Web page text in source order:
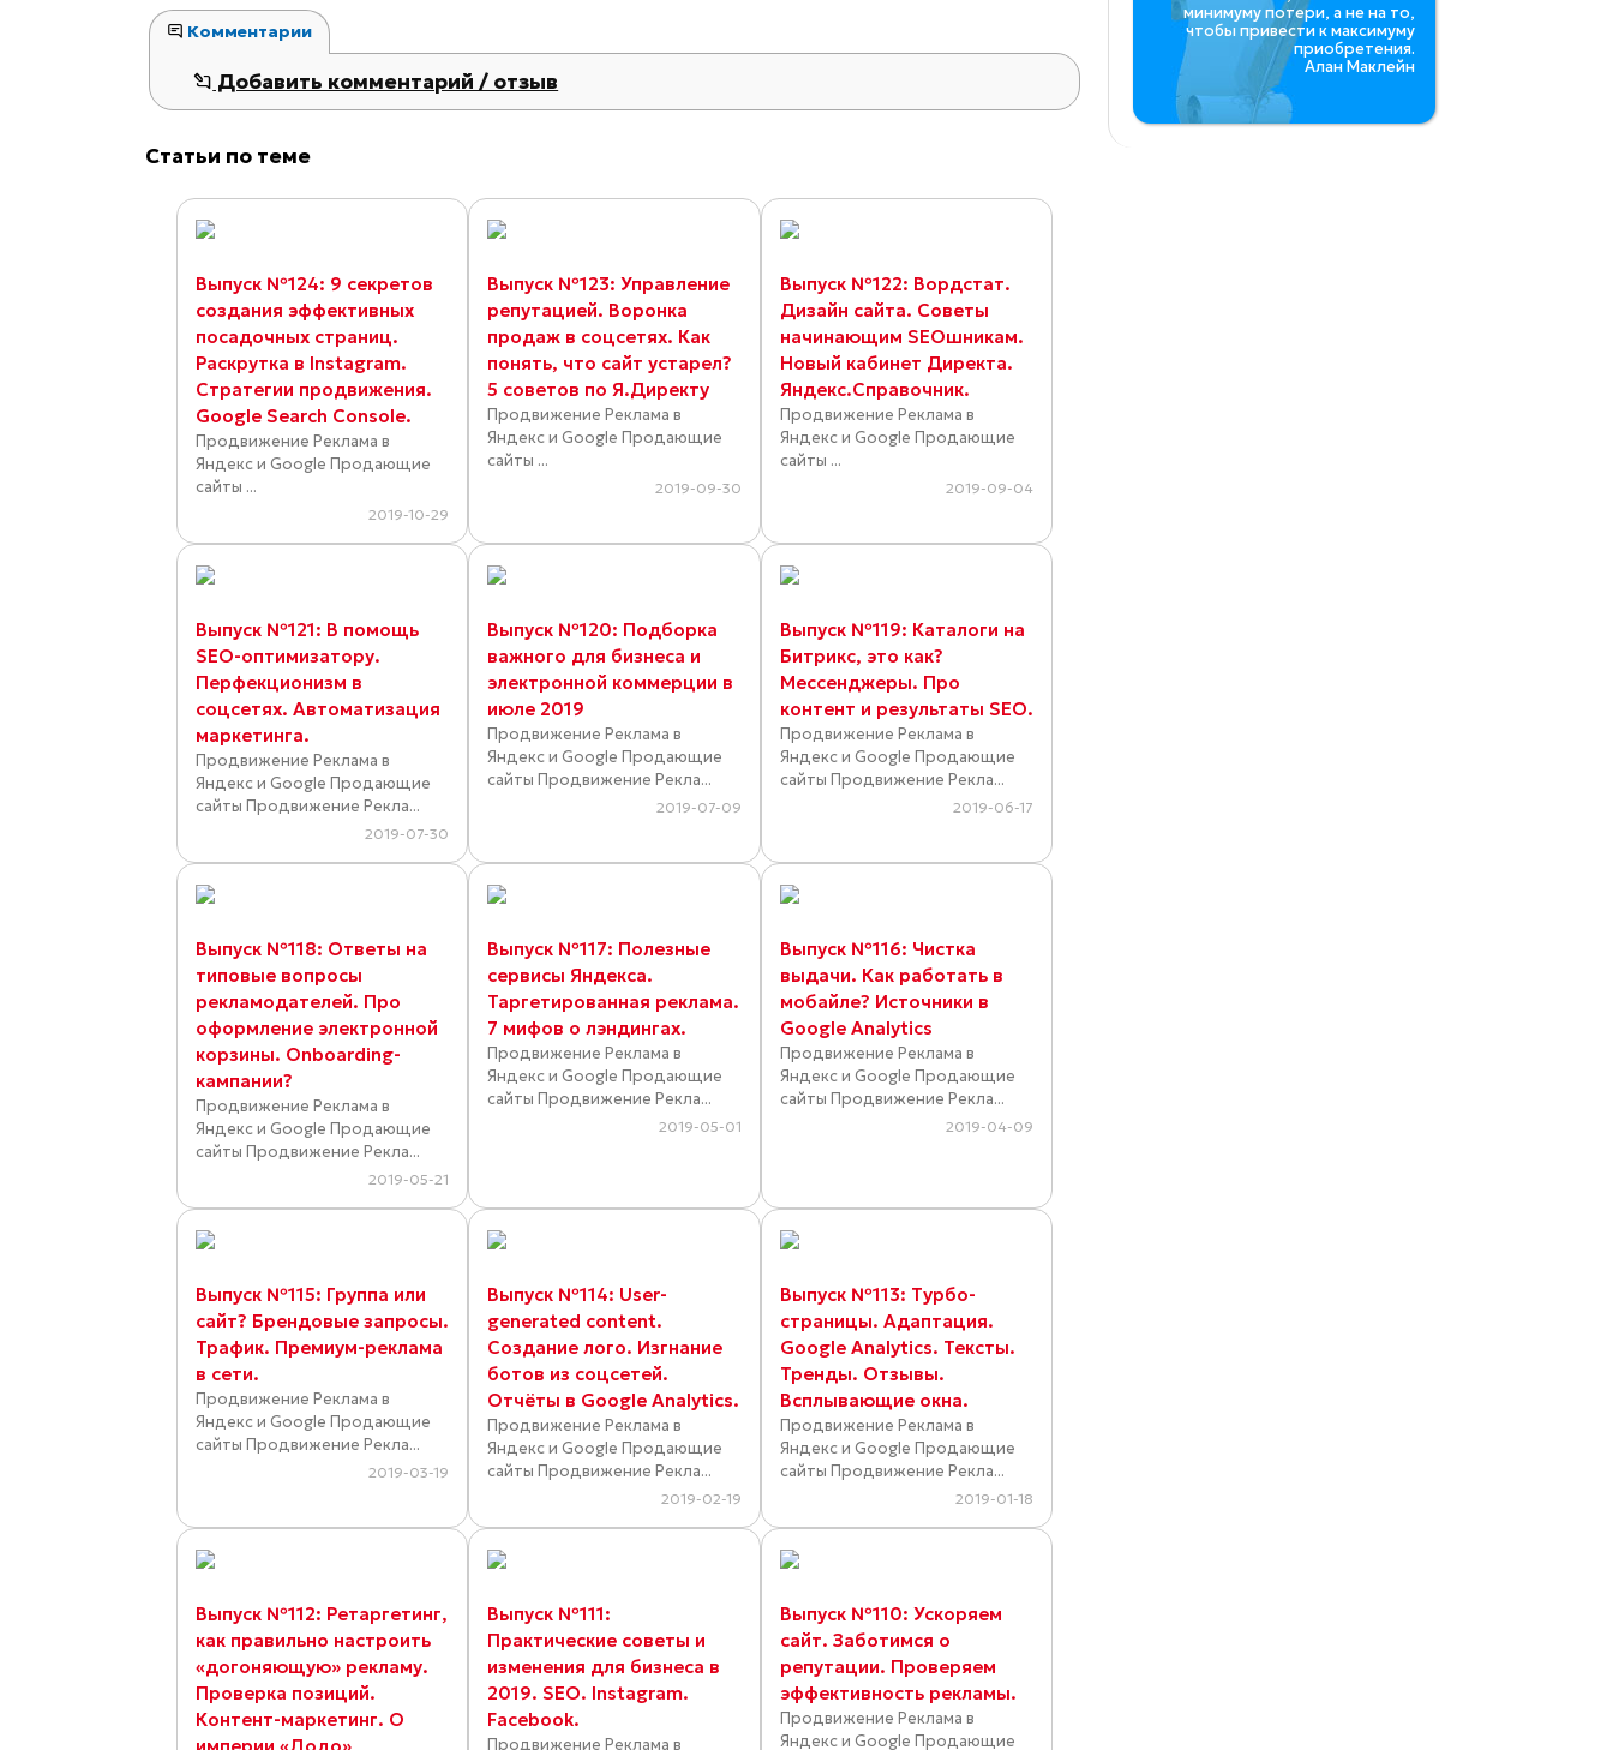
Комментарии
Добавить комментарий / отзыв
Статьи по теме
Выпуск №124: 9 секретов
создания эффективных
посадочных страниц.
Раскрутка в Instagram.
Стратегии продвижения.
Google Search Console.
Продвижение Реклама в
Яндекс и Google Продающие
сайты ...
2019-10-29
Выпуск №123: Управление
репутацией. Воронка
продаж в соцсетях. Как
понять, что сайт устарел?
5 советов по Я.Директу
Продвижение Реклама в
Яндекс и Google Продающие
сайты ...
2019-09-30
Выпуск №122: Вордстат.
Дизайн сайта. Советы
начинающим SEOшникам.
Новый кабинет Директа.
Яндекс.Справочник.
Продвижение Реклама в
Яндекс и Google Продающие
сайты ...
2019-09-04
Выпуск №121: В помощь
SEO-оптимизатору.
Перфекционизм в
соцсетях. Автоматизация
маркетинга.
Продвижение Реклама в
Яндекс и Google Продающие
сайты Продвижение Рекла...
2019-07-30
Выпуск №120: Подборка
важного для бизнеса и
электронной коммерции в
июле 2019
Продвижение Реклама в
Яндекс и Google Продающие
сайты Продвижение Рекла...
2019-07-09
Выпуск №119: Каталоги на
Битрикс, это как?
Мессенджеры. Про
контент и результаты SEO.
Продвижение Реклама в
Яндекс и Google Продающие
сайты Продвижение Рекла...
2019-06-17
Выпуск №118: Ответы на
типовые вопросы
рекламодателей. Про
оформление электронной
корзины. Onboarding-
кампании?
Продвижение Реклама в
Яндекс и Google Продающие
сайты Продвижение Рекла...
2019-05-21
Выпуск №117: Полезные
сервисы Яндекса.
Таргетированная реклама.
7 мифов о лэндингах.
Продвижение Реклама в
Яндекс и Google Продающие
сайты Продвижение Рекла...
2019-05-01
Выпуск №116: Чистка
выдачи. Как работать в
мобайле? Источники в
Google Analytics
Продвижение Реклама в
Яндекс и Google Продающие
сайты Продвижение Рекла...
2019-04-09
Выпуск №115: Группа или
сайт? Брендовые запросы.
Трафик. Премиум-реклама
в сети.
Продвижение Реклама в
Яндекс и Google Продающие
сайты Продвижение Рекла...
2019-03-19
Выпуск №114: User-
generated content.
Создание лого. Изгнание
ботов из соцсетей.
Отчёты в Google Analytics.
Продвижение Реклама в
Яндекс и Google Продающие
сайты Продвижение Рекла...
2019-02-19
Выпуск №113: Турбо-
страницы. Адаптация.
Google Analytics. Тексты.
Тренды. Отзывы.
Всплывающие окна.
Продвижение Реклама в
Яндекс и Google Продающие
сайты Продвижение Рекла...
2019-01-18
Выпуск №112: Ретаргетинг,
как правильно настроить
«догоняющую» рекламу.
Проверка позиций.
Контент-маркетинг. О
Выпуск №111:
Практические советы и
изменения для бизнеса в
2019. SEO. Instagram.
Facebook.
Продвижение Реклама в
Выпуск №110: Ускоряем
сайт. Заботимся о
репутации. Проверяем
эффективность рекламы.
Продвижение Реклама в
Яндекс и Google Продающие
минимуму потери, а не на то,
чтобы привести к максимуму
приобретения.
Алан Маклейн